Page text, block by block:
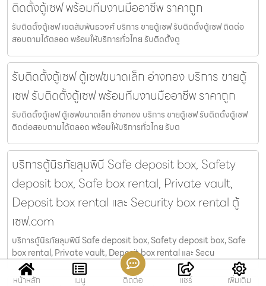
ติดตั้งตู้เซฟ พร้อมทีมงานมืออาชีพ ราคาถูก
รับติดตั้งตู้เซฟ เขตสัมพันธวงศ์ บริการ ขายตู้เซฟ รับติดตั้งตู้เซฟ ติดต่อ
สอบถามได้ตลอด พร้อมให้บริการทั่วไทย รับติดตั้งตู
รับติดตั้งตู้เซฟ ตู้เซฟขนาดเล็ก อ่างทอง บริการ ขายตู้
เซฟ รับติดตั้งตู้เซฟ พร้อมทีมงานมืออาชีพ ราคาถูก
รับติดตั้งตู้เซฟ ตู้เซฟขนาดเล็ก อ่างทอง บริการ ขายตู้เซฟ รับติดตั้งตู้เซฟ
ติดต่อสอบถามได้ตลอด พร้อมให้บริการทั่วไทย รับต
บริการตู้นิรภัยลุมพินี Safe deposit box, Safety
deposit box, Safe box rental, Private vault,
Deposit box rental และ Security box rental ตู้
เซฟ.com
บริการตู้นิรภัยลุมพินี Safe deposit box, Safety deposit box, Safe
box rental, Private vault, Deposit box rental และ Secu
หน้าหลัก เมนู ติดต่อ แชร์ เพิ่มเติม